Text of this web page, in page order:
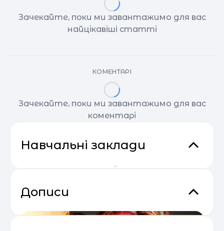
Зачекайте, поки ми завантажимо для вас
найцікавіші статті
КОМЕНТАРІ
Зачекайте, поки ми завантажимо для вас
коментарі
Навчальні заклади
Дописи